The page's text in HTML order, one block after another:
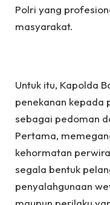
Polri yang
masyarakat.
Untuk itu, Kapolda
penekanan kepada
sebagai pedoman
Pertama,
kehormatan
segala bentuk
penyalahgunaan